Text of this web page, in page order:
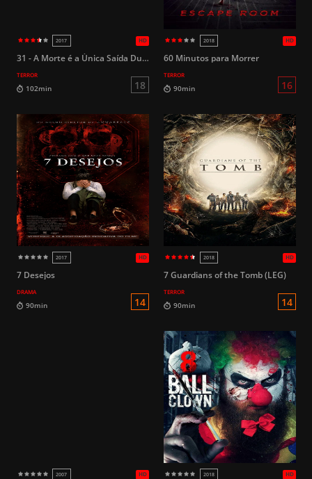
98min 16
2016
102min
31 - A Morte é a Única Saída Dublado
TERROR
18
60 Minutos para Morrer
TERROR
90min
7 Desejos
DRAMA
7 Guardians of the Tomb (LEG)
TERROR